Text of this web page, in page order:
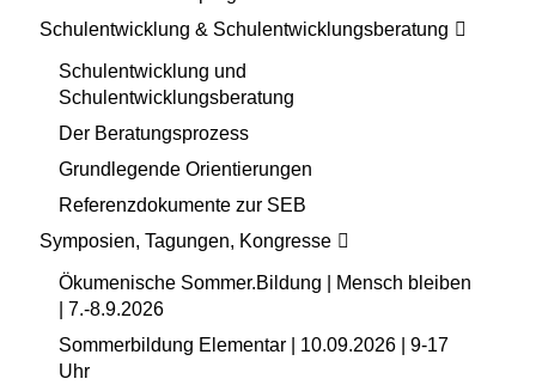
Schulentwicklung & Schulentwicklungsberatung
Schulentwicklung und
Schulentwicklungsberatung
Der Beratungsprozess
Grundlegende Orientierungen
Referenzdokumente zur SEB
Symposien, Tagungen, Kongresse
Ökumenische Sommer.Bildung | Mensch bleiben
| 7.-8.9.2026
Sommerbildung Elementar | 10.09.2026 | 9-17
Uhr